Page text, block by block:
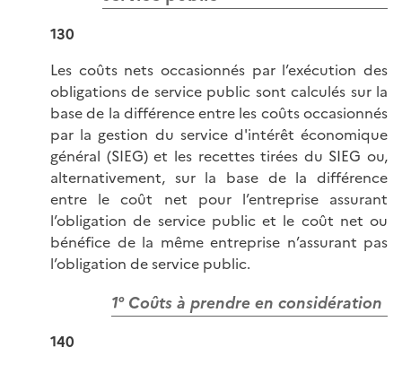
130
Les coûts nets occasionnés par l’exécution des
obligations de service public sont calculés sur la
base de la différence entre les coûts occasionnés
par la gestion du service d'intérêt économique
général (SIEG) et les recettes tirées du SIEG ou,
alternativement, sur la base de la différence
entre le coût net pour l’entreprise assurant
l’obligation de service public et le coût net ou
bénéfice de la même entreprise n’assurant pas
l’obligation de service public.
1° Coûts à prendre en considération
140